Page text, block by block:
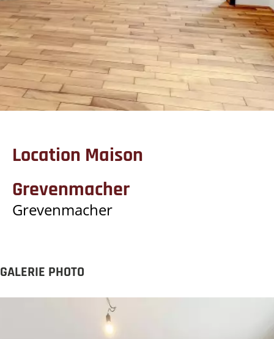
Location Maison
Grevenmacher
Grevenmacher
GALERIE PHOTO